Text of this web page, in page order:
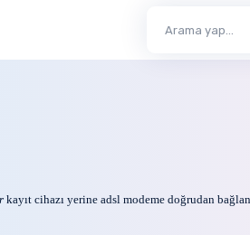
kayıt cihazı yerine adsl modeme doğrudan